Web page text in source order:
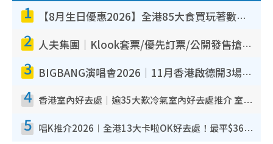
1 【8月生日優惠2026】全港85大食買玩著數攻略 自助餐/火鍋放題同行免費＋誠品/DONKI送現金券
2 人夫集團｜Klook套票/優先訂票/公開發售搶飛攻略！附票價.購票連結.場地座位表
3 BIGBANG演唱會2026｜11月香港啟德開3場！實名制VIP申請、優先購票攻略
4 香港室內好去處｜逾35大歎冷氣室內好去處推介 室內活動免費避雨無懼落雨
5 唱K推介2026︱全港13大卡啦OK好去處！最平$36起 日文K都有！(附地址+收費詳情)